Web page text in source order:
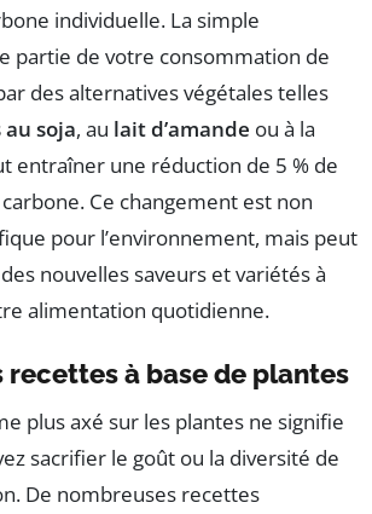
individuelle. La simple
partie de votre consommation de
des alternatives végétales telles
au soja, au lait d’amande ou à la
entraîner une réduction de 5 % de
Ce changement est non
pour l’environnement, mais peut
nouvelles saveurs et variétés à
alimentation quotidienne.
recettes à base de plantes
plus axé sur les plantes ne signifie
sacrifier le goût ou la diversité de
De nombreuses recettes